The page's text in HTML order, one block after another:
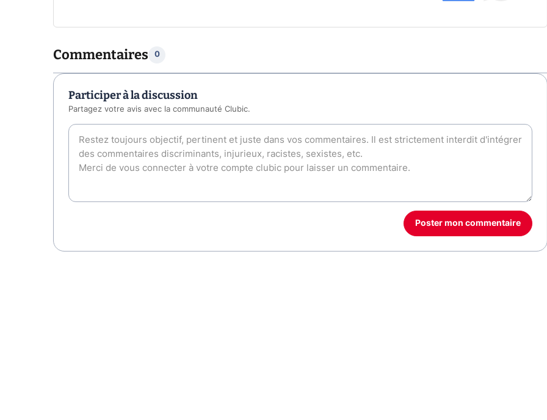
Commentaires 0
Participer à la discussion
Partagez votre avis avec la communauté Clubic.
Poster mon commentaire